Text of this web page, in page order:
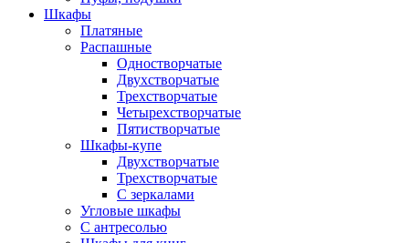
Шкафы
Платяные
Распашные
Одностворчатые
Двухстворчатые
Трехстворчатые
Четырехстворчатые
Пятистворчатые
Шкафы-купе
Двухстворчатые
Трехстворчатые
С зеркалами
Угловые шкафы
С антресолью